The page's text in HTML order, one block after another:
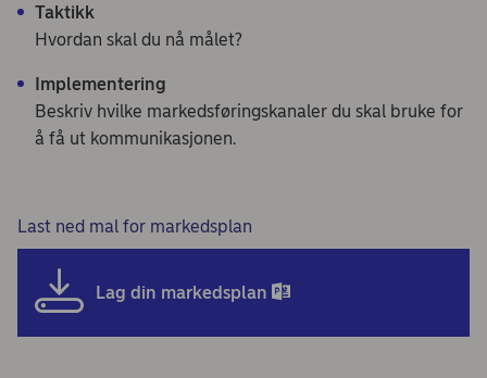
Taktikk
Hvordan skal du nå målet?
Implementering
Beskriv hvilke markedsføringskanaler du skal bruke for
å få ut kommunikasjonen.
Last ned mal for markedsplan
Lag din markedsplan